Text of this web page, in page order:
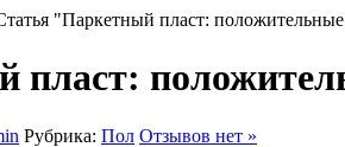
"Паркетный пласт:
пласт:
Рубрика: Пол Отзывов нет »